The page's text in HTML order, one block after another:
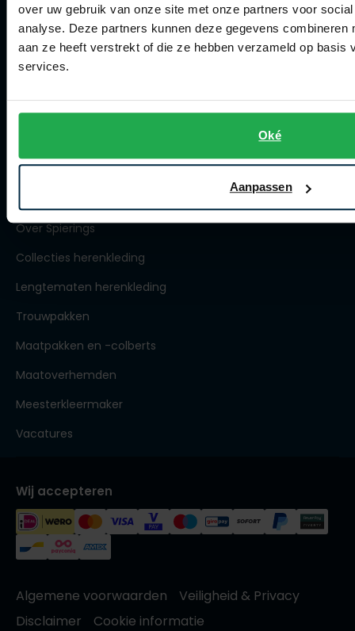
over uw gebruik van onze site met onze partners voor
analyse. Deze partners kunnen deze gegevens combineren
aan ze heeft verstrekt of die ze hebben verzameld op basis
services.
Oké
Aanpassen
Winkel
Winkel
Over Spierings
Collecties herenkleding
Lengtematen herenkleding
Trouwpakken
Maatpakken en -colberts
Maatoverhemden
Meesterkleermaker
Vacatures
Wij accepteren
Algemene voorwaarden
Veiligheid & Privacy
Disclaimer
Cookie informatie